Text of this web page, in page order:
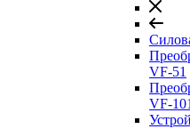
VF-51
VF-101